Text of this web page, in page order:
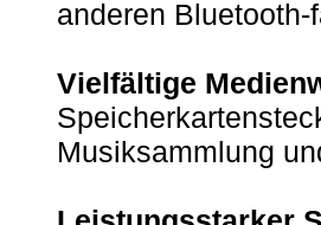
anderen
Vielfältige
Musiksammlung